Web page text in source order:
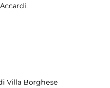
Villa Borghese